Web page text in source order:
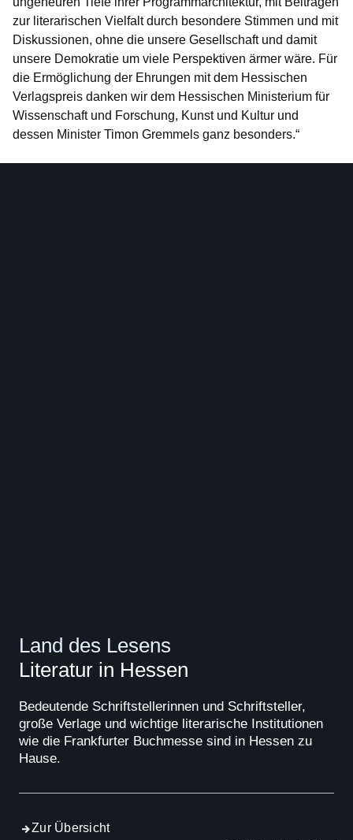
zur literarischen Vielfalt durch besondere Stimmen und mit
Diskussionen, ohne die unsere Gesellschaft und damit
unsere Demokratie um viele Perspektiven ärmer wäre. Für
die Ermöglichung der Ehrungen mit dem Hessischen
Verlagspreis danken wir dem Hessischen Ministerium für
Wissenschaft und Forschung, Kunst und Kultur und
dessen Minister Timon Gremmels ganz besonders.“
Land des Lesens
Literatur in Hessen
Bedeutende Schriftstellerinnen und Schriftsteller,
große Verlage und wichtige literarische Institutionen
wie die Frankfurter Buchmesse sind in Hessen zu
Hause.
Zur Übersicht